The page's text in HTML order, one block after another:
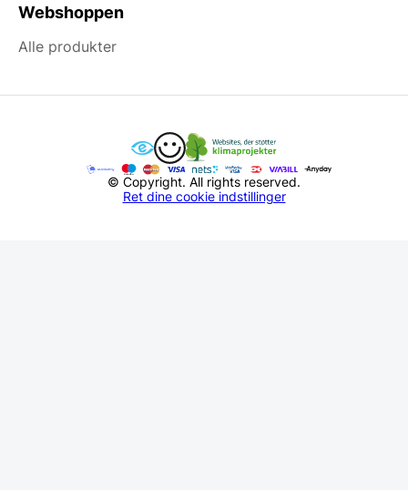
Webshoppen
Alle produkter
© Copyright. All rights reserved.
Ret dine cookie indstillinger